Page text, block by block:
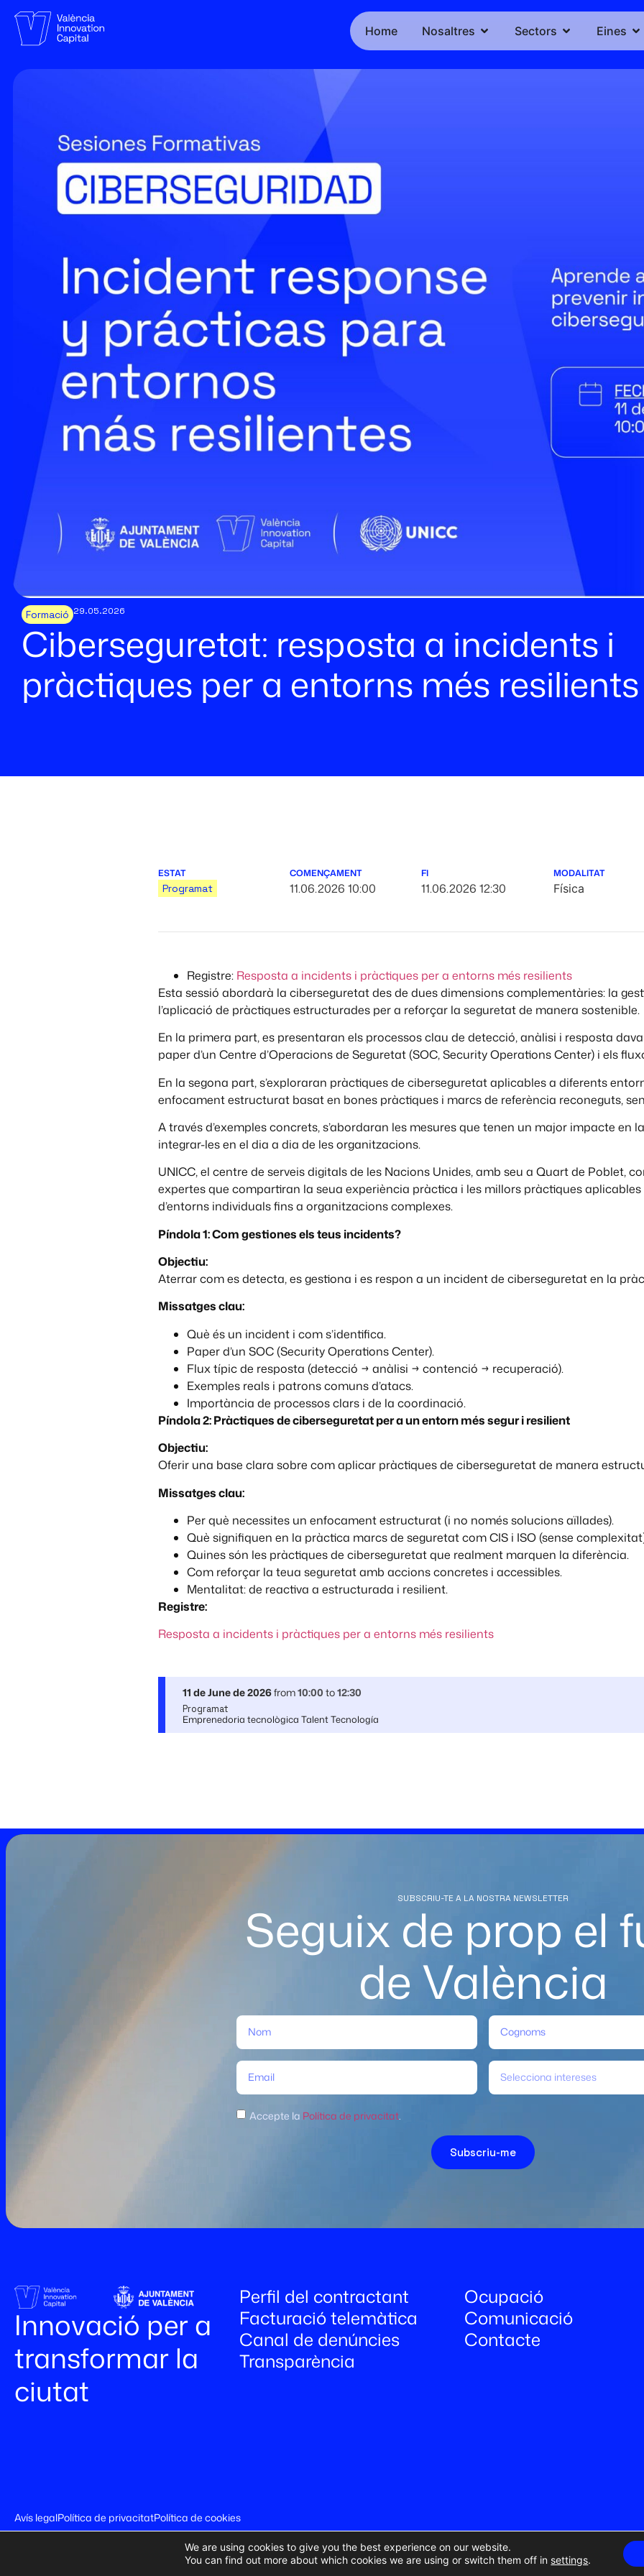
Home Nosaltres Sectors Eines
Formació 29.05.2026
Ciberseguretat: resposta a incidents i
pràctiques per a entorns més resilients
ESTAT
Programat
COMENÇAMENT
11.06.2026 10:00
FI
11.06.2026 12:30
MODALITAT
Física
Registre: Resposta a incidents i pràctiques per a entorns més resilients
Esta sessió abordarà la ciberseguretat des de dues dimensions complementàries: la
l’aplicació de pràctiques estructurades per a reforçar la seguretat de manera sostenible.
En la primera part, es presentaran els processos clau de detecció, anàlisi i resposta
paper d’un Centre d’Operacions de Seguretat (SOC, Security Operations Center) i els
En la segona part, s’exploraran pràctiques de ciberseguretat aplicables a diferents
enfocament estructurat basat en bones pràctiques i marcs de referència reconeguts,
A través d’exemples concrets, s’abordaran les mesures que tenen un major impacte en
integrar-les en el dia a dia de les organitzacions.
UNICC, el centre de serveis digitals de les Nacions Unides, amb seu a Quart de Poblet,
expertes que compartiran la seua experiència pràctica i les millors pràctiques
d’entorns individuals fins a organitzacions complexes.
Píndola 1: Com gestiones els teus incidents?
Objectiu:
Aterrar com es detecta, es gestiona i es respon a un incident de ciberseguretat en la
Missatges clau:
Què és un incident i com s’identifica.
Paper d’un SOC (Security Operations Center).
Flux típic de resposta (detecció → anàlisi → contenció → recuperació).
Exemples reals i patrons comuns d’atacs.
Importància de processos clars i de la coordinació.
Píndola 2: Pràctiques de ciberseguretat per a un entorn més segur i resilient
Objectiu:
Oferir una base clara sobre com aplicar pràctiques de ciberseguretat de manera
Missatges clau:
Per què necessites un enfocament estructurat (i no només solucions aïllades).
Què signifiquen en la pràctica marcs de seguretat com CIS i ISO (sense
Quines són les pràctiques de ciberseguretat que realment marquen la diferència.
Com reforçar la teua seguretat amb accions concretes i accessibles.
Mentalitat: de reactiva a estructurada i resilient.
Registre:
Resposta a incidents i pràctiques per a entorns més resilients
11 de June de 2026from10:00 to12:30
Programat
Emprenedoria tecnològica Talent Tecnología
SUBSCRIU-TE A LA NOSTRA NEWSLETTER
Seguix de prop el
de València
Selecciona intereses
Accepte la Política de privacitat
Subscriu-me
Innovació per a
transformar la
ciutat
Perfil del contractant
Facturació telemàtica
Canal de denúncies
Transparència
Ocupació
Comunicació
Contacte
Avís legalPolítica de privacitatPolítica de cookies
We are using cookies to give you the best experience on our website.
You can find out more about which cookies we are using or switch them off in settings.